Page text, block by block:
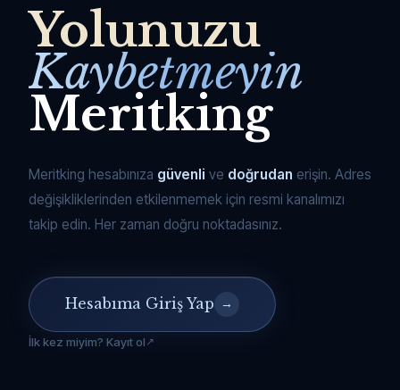
Yolunuzu
Kaybetmeyin
Meritking
Meritking hesabınıza güvenli ve doğrudan erişin. Adres
değişikliklerinden etkilenmemek için resmi kanalımızı
takip edin. Her zaman doğru noktadasınız.
Hesabıma Giriş Yap →
İlk kez miyim? Kayıt ol